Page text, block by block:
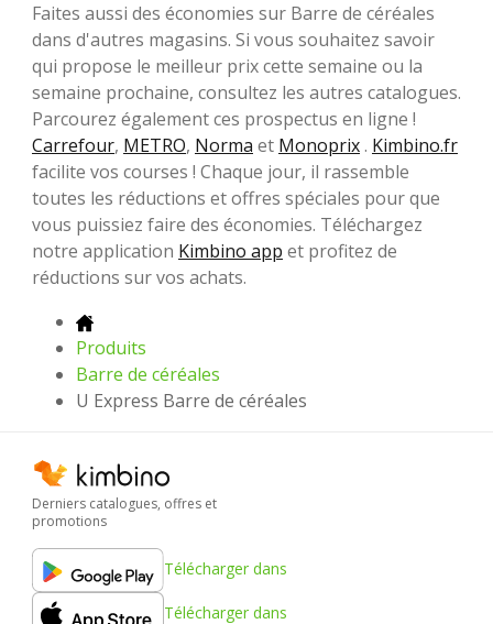
Faites aussi des économies sur Barre de céréales
dans d'autres magasins. Si vous souhaitez savoir
qui propose le meilleur prix cette semaine ou la
semaine prochaine, consultez les autres catalogues.
Parcourez également ces prospectus en ligne !
Carrefour, METRO, Norma et Monoprix. Kimbino.fr
facilite vos courses ! Chaque jour, il rassemble
toutes les réductions et offres spéciales pour que
vous puissiez faire des économies. Téléchargez
notre application Kimbino app et profitez de
réductions sur vos achats.
Produits
Barre de céréales
U Express Barre de céréales
Derniers catalogues, offres et
promotions
Télécharger dans
Télécharger dans